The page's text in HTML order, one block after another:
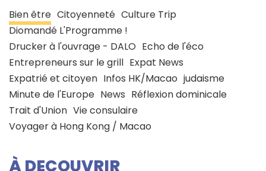
Bien être Citoyenneté Culture Trip
Diomandé L'Programme !
Drucker à l'ouvrage - DALO Echo de l'éco
Entrepreneurs sur le grill Expat News
Expatrié et citoyen Infos HK/Macao judaisme
Minute de l'Europe News Réflexion dominicale
Trait d'Union Vie consulaire
Voyager à Hong Kong / Macao
À DECOUVRIR